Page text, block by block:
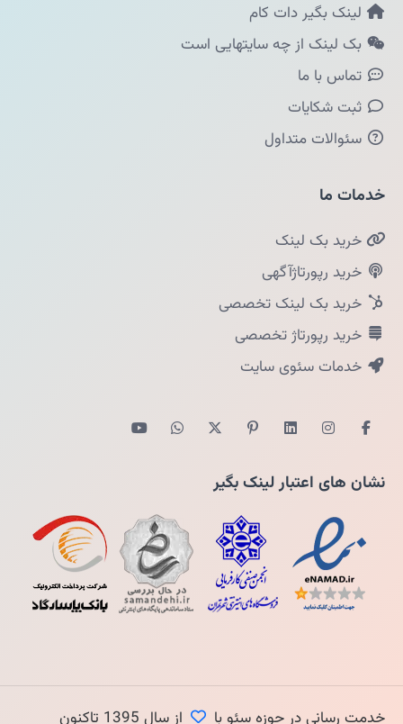
لینک بگیر دات کام
بک لینک از چه سایتهایی است
تماس با ما
ثبت شکایات
سئوالات متداول
خدمات ما
خرید بک لینک
خرید رپورتاژآگهی
خرید بک لینک تخصصی
خرید رپورتاژ تخصصی
خدمات سئوی سایت
نشان های اعتبار لینک بگیر
خدمت رسانی در حوزه سئو با از سال 1395 تاکنون